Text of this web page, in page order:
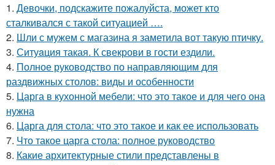
1. Девочки, подскажите пожалуйста, может кто
сталкивался с такой ситуацией ….
2. Шли с мужем с магазина я заметила вот такую птичку.
3. Ситуaция такая. К свекрови в гости ездили.
4. Полное руководство по направляющим для
раздвижных столов: виды и особенности
5. Царга в кухонной мебели: что это такое и для чего она
нужна
6. Царга для стола: что это такое и как ее использовать
7. Что такое царга стола: полное руководство
8. Какие архитектурные стили представлены в